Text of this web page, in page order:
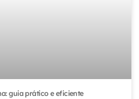
guia prático e eficiente